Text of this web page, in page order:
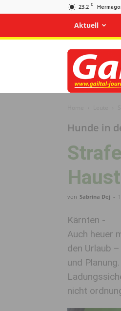
23.2 C
Aktuell
Gailtal
Journal
Hunde in
von Sabrina Dej -
Kärnten -
Auch heuer
den Urlaub
und
nicht